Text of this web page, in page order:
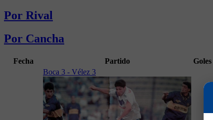
Por Rival
Por Cancha
Fecha Partido Goles
Boca 3 - Vélez 3